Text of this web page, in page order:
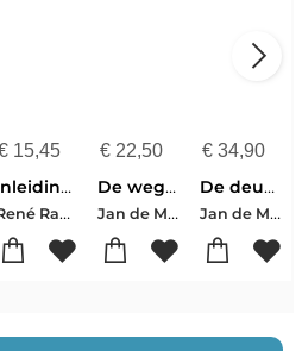
15,45
Inleiding taoïstische filosofie
René Ransdorp-Woei-Lien Chong-Jan De Meyer
€ 22,50
De weg terug
Jan de Meyer
€ 34,90
De deugd en de weg
Jan de Meyer